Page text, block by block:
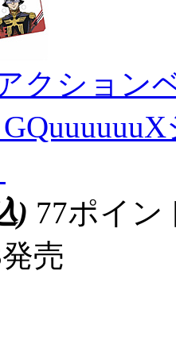
クション
) 77ポイ
売